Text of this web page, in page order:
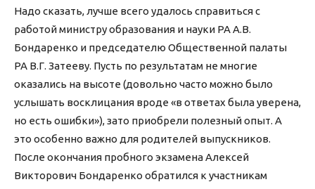
Надо сказать, лучше всего удалось справиться с
работой министру образования и науки РА А.В.
Бондаренко и председателю Общественной палаты
РА В.Г. Затееву. Пусть по результатам не многие
оказались на высоте (довольно часто можно было
услышать восклицания вроде «в ответах была уверена,
но есть ошибки»), зато приобрели полезный опыт. А
это особенно важно для родителей выпускников.
После окончания пробного экзамена Алексей
Викторович Бондаренко обратился к участникам